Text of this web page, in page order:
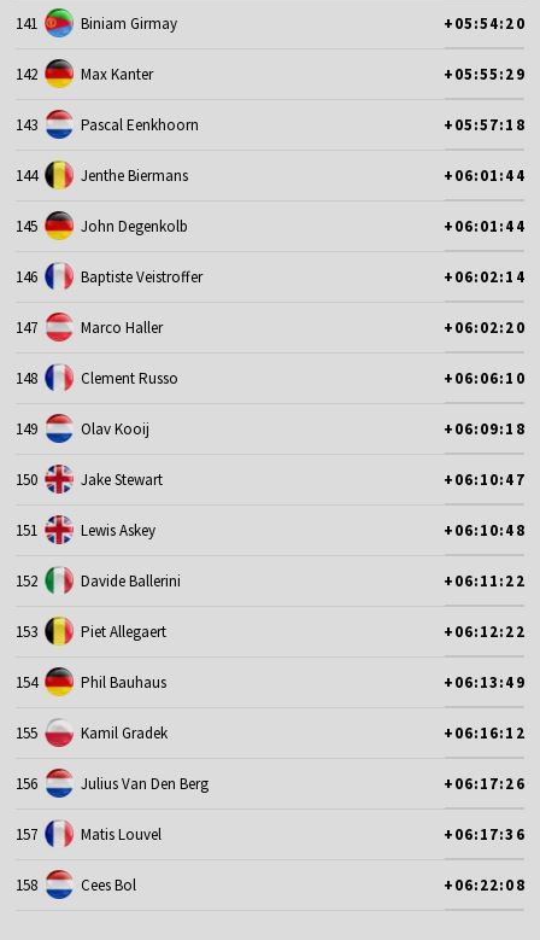
141 Biniam Girmay +05:54:20
142 Max Kanter +05:55:29
143 Pascal Eenkhoorn +05:57:18
144 Jenthe Biermans +06:01:44
145 John Degenkolb +06:01:44
146 Baptiste Veistroffer +06:02:14
147 Marco Haller +06:02:20
148 Clement Russo +06:06:10
149 Olav Kooij +06:09:18
150 Jake Stewart +06:10:47
151 Lewis Askey +06:10:48
152 Davide Ballerini +06:11:22
153 Piet Allegaert +06:12:22
154 Phil Bauhaus +06:13:49
155 Kamil Gradek +06:16:12
156 Julius Van Den Berg +06:17:26
157 Matis Louvel +06:17:36
158 Cees Bol +06:22:08